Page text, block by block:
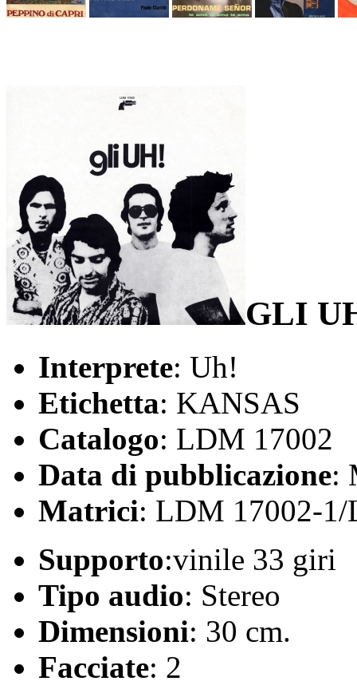
GLI
Interprete: Uh!
Etichetta: KANSAS
Catalogo: LDM 17002
Data di pubblicazione:
Matrici: LDM 17002-
Supporto:vinile 33 giri
Tipo audio: Stereo
Dimensioni: 30 cm.
Facciate: 2